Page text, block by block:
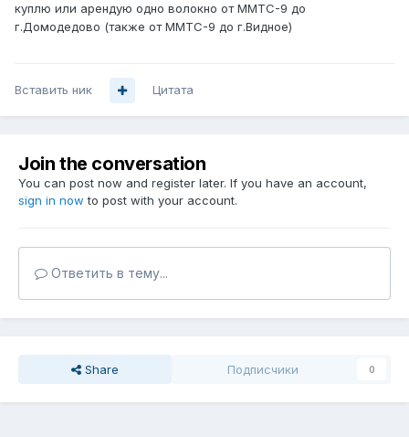
куплю или арендую одно волокно от ММТС-9 до
г.Домодедово (также от ММТС-9 до г.Видное)
Вставить ник Цитата
Join the conversation
You can post now and register later. If you have an account,
sign in now to post with your account.
Ответить в тему...
Share Подписчики 0